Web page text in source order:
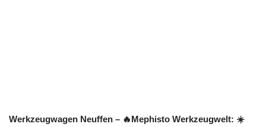
Werkzeugwagen Neuffen – 🔥Mephisto Werkzeugwelt: ☀️